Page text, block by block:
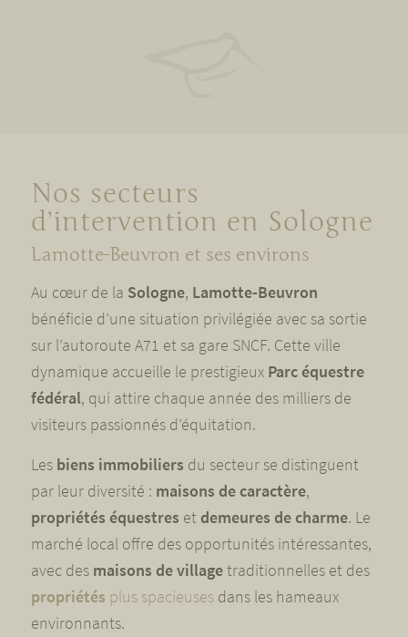
Nos secteurs
d’intervention en Sologne
Lamotte-Beuvron et ses environs
Au cœur de la Sologne, Lamotte-Beuvron
bénéficie d’une situation privilégiée avec sa sortie
sur l’autoroute A71 et sa gare SNCF. Cette ville
dynamique accueille le prestigieux Parc équestre
fédéral, qui attire chaque année des milliers de
visiteurs passionnés d’équitation.
Les biens immobiliers du secteur se distinguent
par leur diversité : maisons de caractère,
propriétés équestres et demeures de charme. Le
marché local offre des opportunités intéressantes,
avec des maisons de villagetraditionnelles et des
propriétés plus spacieusesdans les hameaux
environnants.